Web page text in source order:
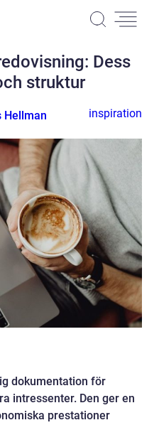
Dess
struktur
Hellman inspiration
dokumentation för
intressenter. Den ger en
prestationer